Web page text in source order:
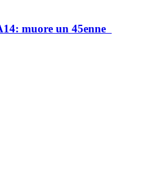
muore un 45enne